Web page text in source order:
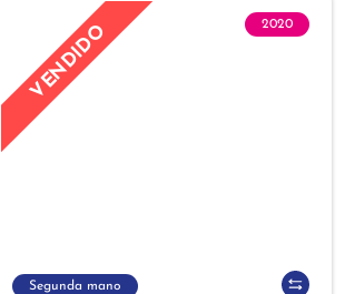
2020
Segunda mano
VENDIDO